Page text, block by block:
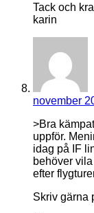
Tack och
karin
november
>Bra
uppför.
idag på IF
behöver
efter
Skriv gärna